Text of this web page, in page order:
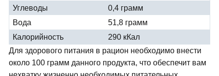
Углеводы
0,4 грамм
Вода
51,8 грамм
Калорийность
290 кКал
Для здорового питания в рацион необходимо внести
около 100 грамм данного продукта, что обеспечит вам